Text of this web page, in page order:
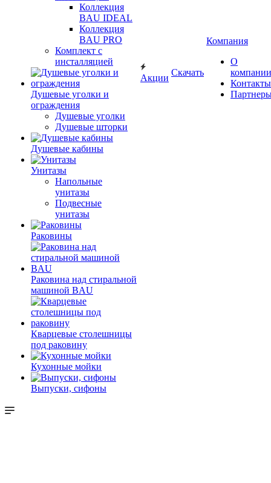
Коллекция
BAU IDEAL
Коллекция
BAU PRO
Комплект с
инсталляцией
Душевые уголки и
ограждения
Душевые уголки
Душевые шторки
Душевые кабины
Унитазы
Напольные
унитазы
Подвесные
унитазы
Раковины
Раковина над стиральной
машиной BAU
Кварцевые столешницы
под раковину
Кухонные мойки
Выпуски, сифоны
Акции
Скачать
Компания
О
компании
Контакты